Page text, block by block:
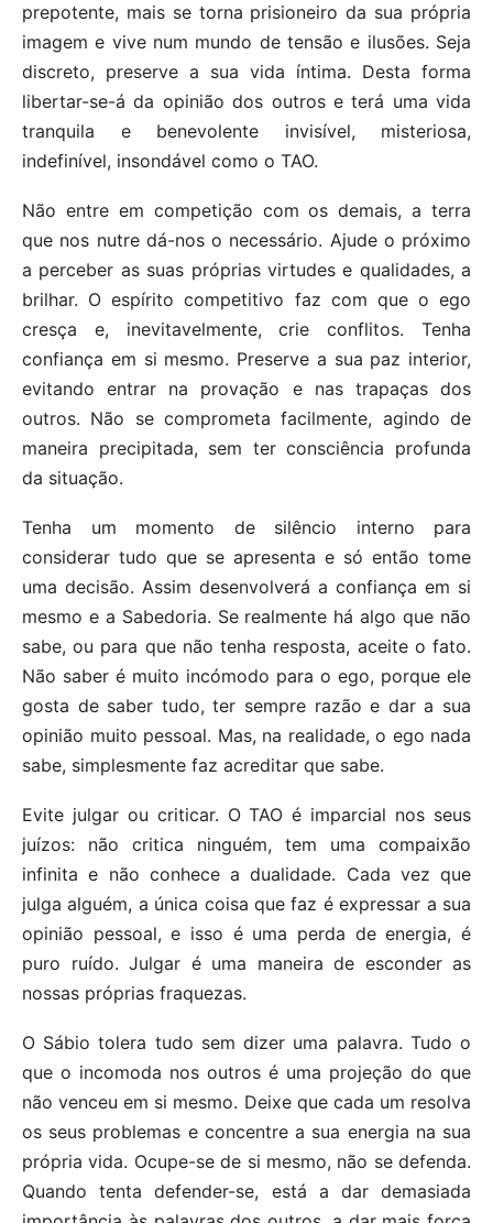
prepotente, mais se torna prisioneiro da sua própria
imagem e vive num mundo de tensão e ilusões. Seja
discreto, preserve a sua vida íntima. Desta forma
libertar-se-á da opinião dos outros e terá uma vida
tranquila e benevolente invisível, misteriosa,
indefinível, insondável como o TAO.
Não entre em competição com os demais, a terra
que nos nutre dá-nos o necessário. Ajude o próximo
a perceber as suas próprias virtudes e qualidades, a
brilhar. O espírito competitivo faz com que o ego
cresça e, inevitavelmente, crie conflitos. Tenha
confiança em si mesmo. Preserve a sua paz interior,
evitando entrar na provação e nas trapaças dos
outros. Não se comprometa facilmente, agindo de
maneira precipitada, sem ter consciência profunda
da situação.
Tenha um momento de silêncio interno para
considerar tudo que se apresenta e só então tome
uma decisão. Assim desenvolverá a confiança em si
mesmo e a Sabedoria. Se realmente há algo que não
sabe, ou para que não tenha resposta, aceite o fato.
Não saber é muito incómodo para o ego, porque ele
gosta de saber tudo, ter sempre razão e dar a sua
opinião muito pessoal. Mas, na realidade, o ego nada
sabe, simplesmente faz acreditar que sabe.
Evite julgar ou criticar. O TAO é imparcial nos seus
juízos: não critica ninguém, tem uma compaixão
infinita e não conhece a dualidade. Cada vez que
julga alguém, a única coisa que faz é expressar a sua
opinião pessoal, e isso é uma perda de energia, é
puro ruído. Julgar é uma maneira de esconder as
nossas próprias fraquezas.
O Sábio tolera tudo sem dizer uma palavra. Tudo o
que o incomoda nos outros é uma projeção do que
não venceu em si mesmo. Deixe que cada um resolva
os seus problemas e concentre a sua energia na sua
própria vida. Ocupe-se de si mesmo, não se defenda.
Quando tenta defender-se, está a dar demasiada